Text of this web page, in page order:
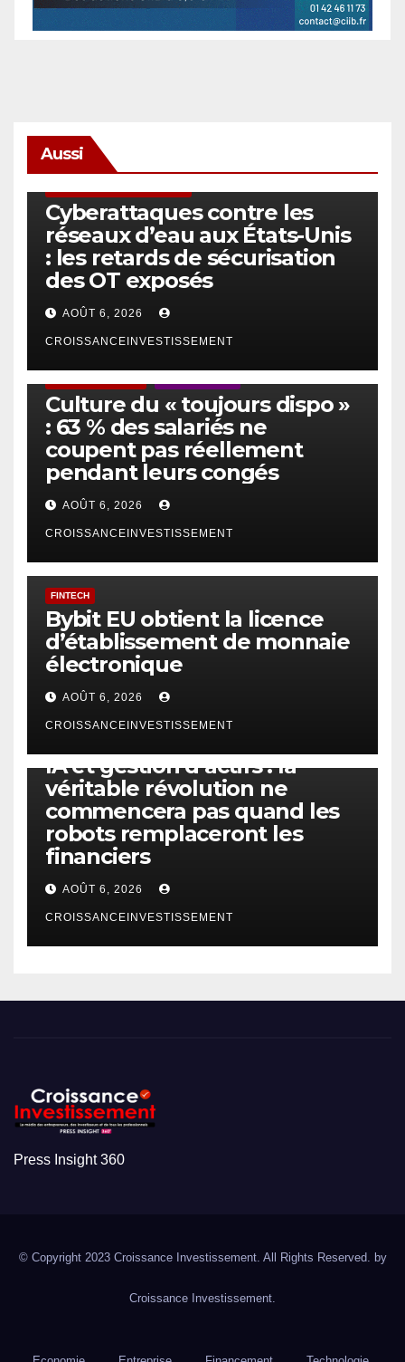
Aussi
Cyberattaques contre les
réseaux d’eau aux États-Unis
: les retards de sécurisation
des OT exposés
AOÛT 6, 2026
CROISSANCEINVESTISSEMENT
Culture du « toujours dispo »
: 63 % des salariés ne
coupent pas réellement
pendant leurs congés
AOÛT 6, 2026
CROISSANCEINVESTISSEMENT
FINTECH
Bybit EU obtient la licence
d’établissement de monnaie
électronique
AOÛT 6, 2026
CROISSANCEINVESTISSEMENT
IA et gestion d’actifs : la
véritable révolution ne
commencera pas quand les
robots remplaceront les
financiers
AOÛT 6, 2026
CROISSANCEINVESTISSEMENT
Press Insight 360
© Copyright 2023 Croissance Investissement. All Rights Reserved. by
Croissance Investissement.